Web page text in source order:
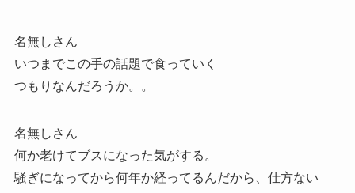
名無しさん
いつまでこの手の話題で食っていく
つもりなんだろうか。。
名無しさん
何か老けてブスになった気がする。
騒ぎになってから何年か経ってるんだから、仕方ない